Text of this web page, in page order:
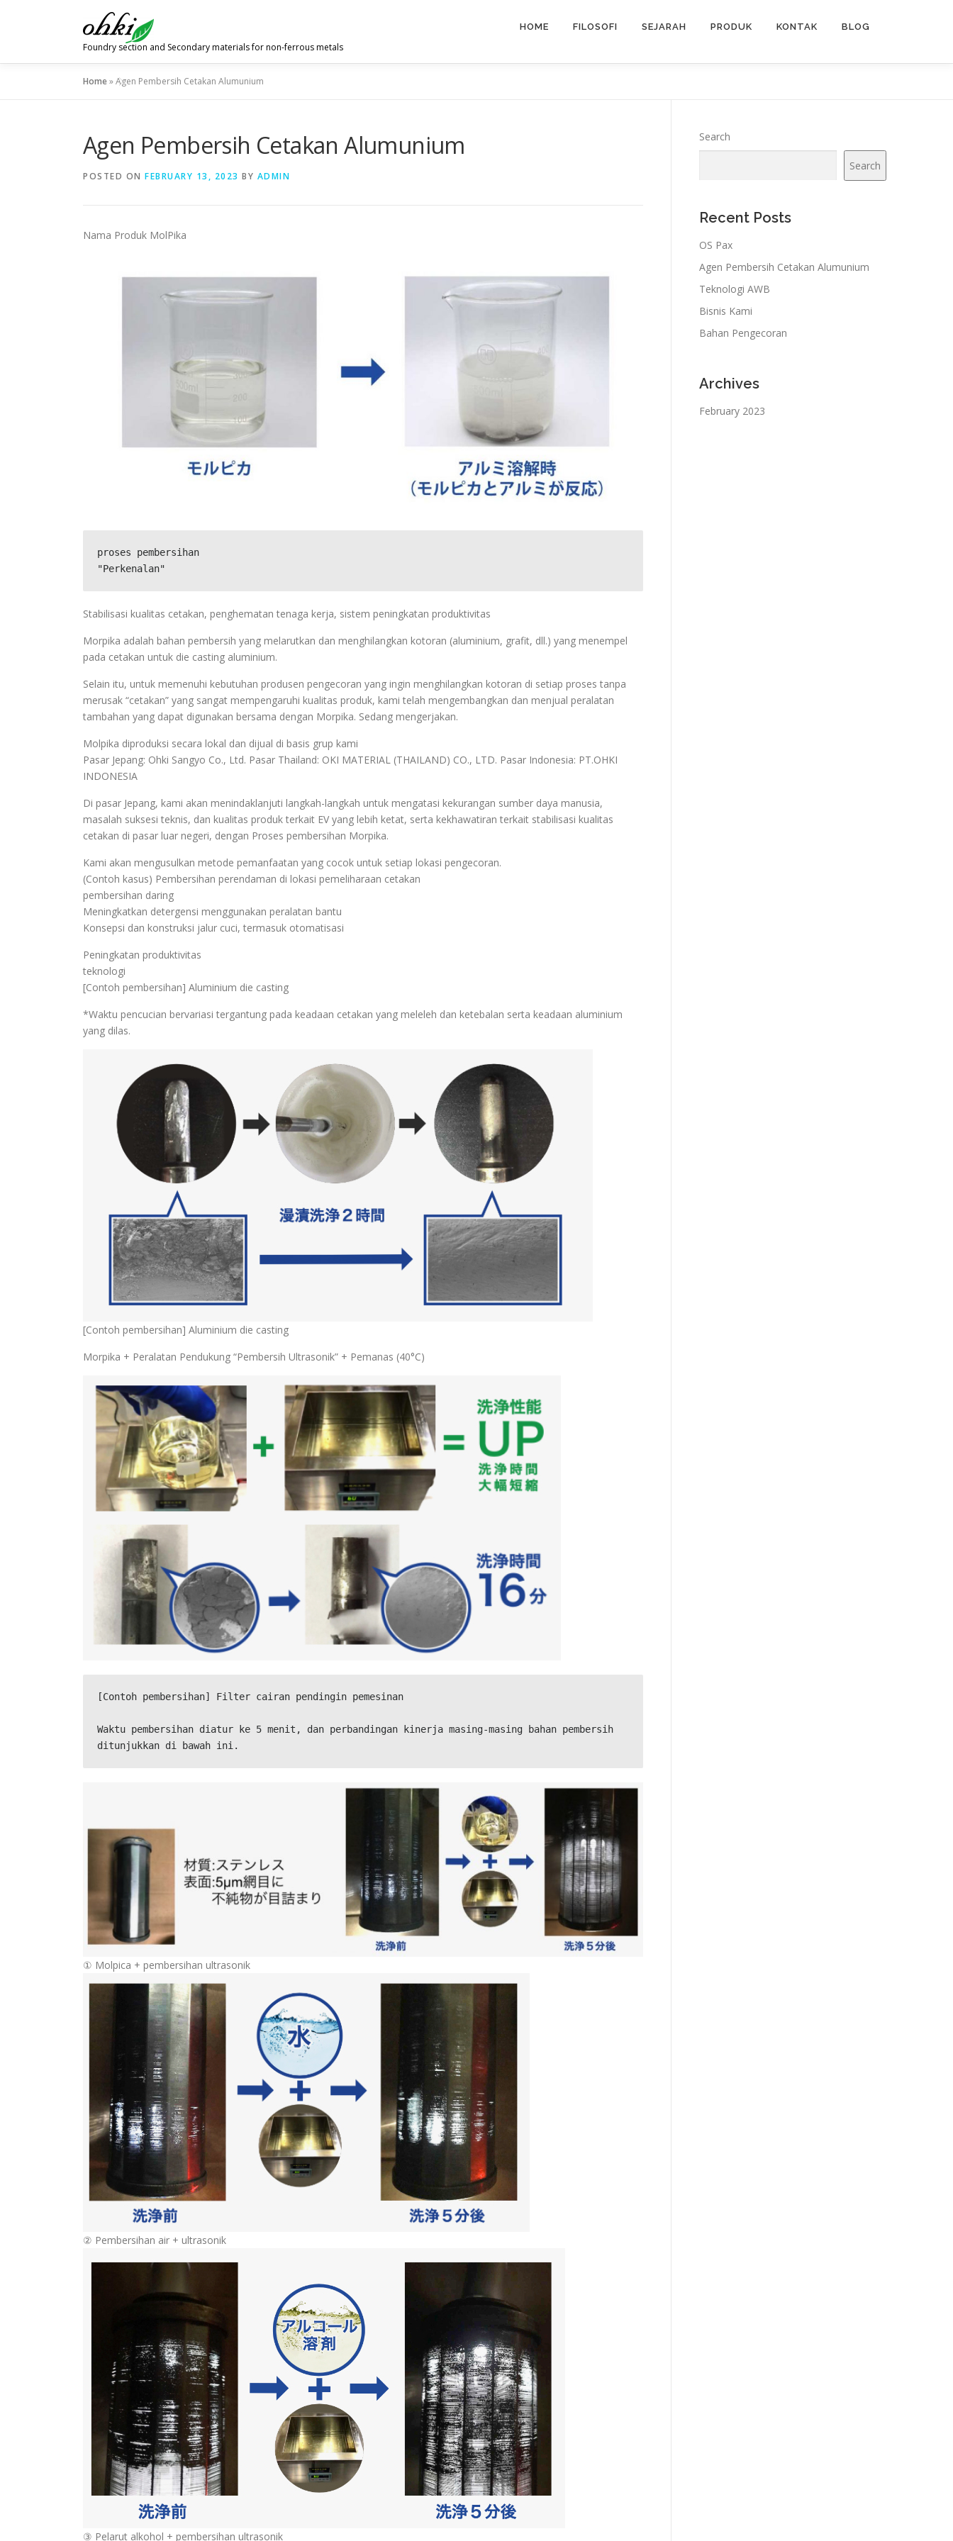
Foundry section and Secondary materials for non-ferrous metals
HOME FILOSOFI SEJARAH PRODUK KONTAK BLOG
Home»Agen Pembersih Cetakan Alumunium
Agen Pembersih Cetakan Alumunium
POSTED ON FEBRUARY 13, 2023 BY ADMIN
Nama Produk MolPika
proses pembersihan
"Perkenalan"
Stabilisasi kualitas cetakan, penghematan tenaga kerja, sistem peningkatan produktivitas
Morpika adalah bahan pembersih yang melarutkan dan menghilangkan kotoran (aluminium, grafit, dll.) yang menempel
pada cetakan untuk die casting aluminium.
Selain itu, untuk memenuhi kebutuhan produsen pengecoran yang ingin menghilangkan kotoran di setiap proses tanpa
merusak “cetakan” yang sangat mempengaruhi kualitas produk, kami telah mengembangkan dan menjual peralatan
tambahan yang dapat digunakan bersama dengan Morpika. Sedang mengerjakan.
Molpika diproduksi secara lokal dan dijual di basis grup kami
Pasar Jepang: Ohki Sangyo Co., Ltd. Pasar Thailand: OKI MATERIAL (THAILAND) CO., LTD. Pasar Indonesia: PT.OHKI
INDONESIA
Di pasar Jepang, kami akan menindaklanjuti langkah-langkah untuk mengatasi kekurangan sumber daya manusia,
masalah suksesi teknis, dan kualitas produk terkait EV yang lebih ketat, serta kekhawatiran terkait stabilisasi kualitas
cetakan di pasar luar negeri, dengan Proses pembersihan Morpika.
Kami akan mengusulkan metode pemanfaatan yang cocok untuk setiap lokasi pengecoran.
(Contoh kasus) Pembersihan perendaman di lokasi pemeliharaan cetakan
pembersihan daring
Meningkatkan detergensi menggunakan peralatan bantu
Konsepsi dan konstruksi jalur cuci, termasuk otomatisasi
Peningkatan produktivitas
teknologi
[Contoh pembersihan] Aluminium die casting
*Waktu pencucian bervariasi tergantung pada keadaan cetakan yang meleleh dan ketebalan serta keadaan aluminium
yang dilas.
[Contoh pembersihan] Aluminium die casting
Morpika + Peralatan Pendukung “Pembersih Ultrasonik” + Pemanas (40°C)
[Contoh pembersihan] Filter cairan pendingin pemesinan
Waktu pembersihan diatur ke 5 menit, dan perbandingan kinerja masing-masing bahan pembersih
ditunjukkan di bawah ini.
① Molpica + pembersihan ultrasonik
② Pembersihan air + ultrasonik
③ Pelarut alkohol + pembersihan ultrasonik
Search
Search
Recent Posts
OS Pax
Agen Pembersih Cetakan Alumunium
Teknologi AWB
Bisnis Kami
Bahan Pengecoran
Archives
February 2023